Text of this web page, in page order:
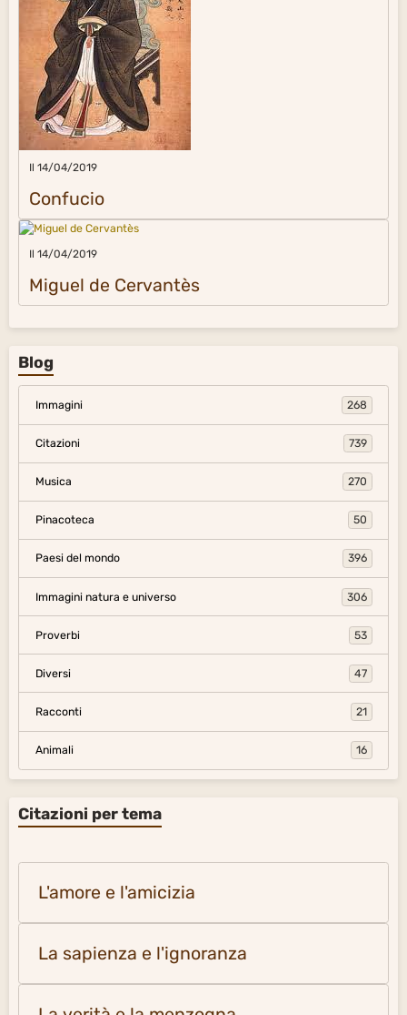
Il 14/04/2019
Confucio
Il 14/04/2019
Miguel de Cervantès
Blog
Immagini 268
Citazioni 739
Musica 270
Pinacoteca 50
Paesi del mondo 396
Immagini natura e universo 306
Proverbi 53
Diversi 47
Racconti 21
Animali 16
Citazioni per tema
L'amore e l'amicizia
La sapienza e l'ignoranza